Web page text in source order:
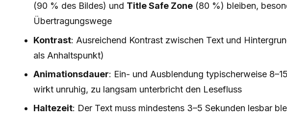
(90 % des Bildes) und Title Safe Zone (80 %) bleiben,
Übertragungswege
Kontrast: Ausreichend Kontrast zwischen Text und
als Anhaltspunkt)
Animationsdauer: Ein- und Ausblendung typischerweise
wirkt unruhig, zu langsam unterbricht den Lesefluss
Haltezeit: Der Text muss mindestens 3–5 Sekunden lesbar